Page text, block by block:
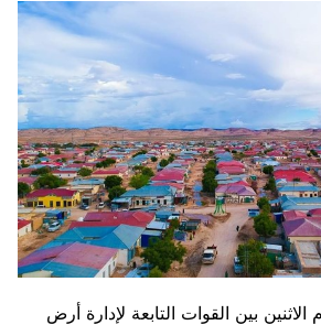
بين القوات التابعة لإدارة أرض